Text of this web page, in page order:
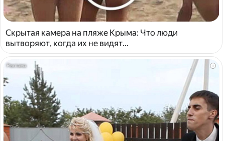
Скрытая камера на пляже Крыма: Что люди
вытворяют, когда их не видят...
i